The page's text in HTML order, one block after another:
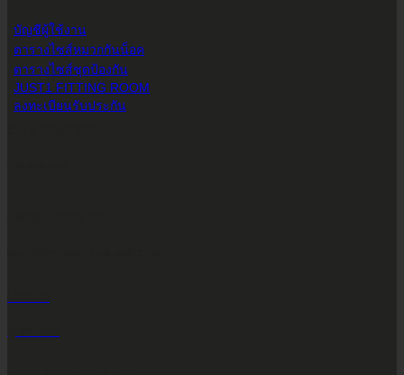
บัญชีผู้ใช้งาน
ตารางไซส์หมวกกันน็อค
ตารางไซส์ชุดป้องกัน
JUST1 FITTING ROOM
ลงทะเบียนรับประกัน